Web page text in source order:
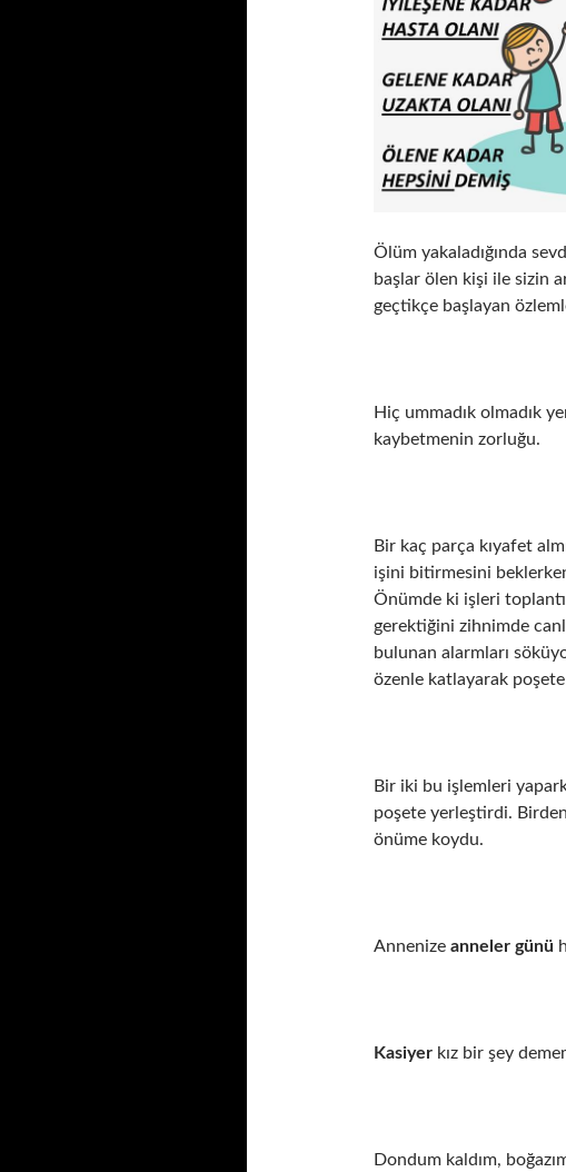
Ölüm yakaladığında
başlar ölen kişi ile sizin
geçtikçe başlayan
Hiç ummadık olmadık
kaybetmenin zorluğu.
Bir kaç parça kıyafet
işini bitirmesini
Önümde ki işleri
gerektiğini zihnimde
bulunan alarmları
özenle katlayarak
Bir iki bu işlemleri
poşete yerleştirdi.
önüme koydu.
Annenize anneler günü
Kasiyer kız bir şey
Dondum kaldım,